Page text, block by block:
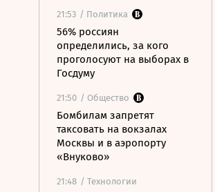
21:53 / Политика
56% россиян
определились, за кого
проголосуют на выборах в
Госдуму
21:50 / Общество
Бомбилам запретят
таксовать на вокзалах
Москвы и в аэропорту
«Внуково»
21:48 / Технологии